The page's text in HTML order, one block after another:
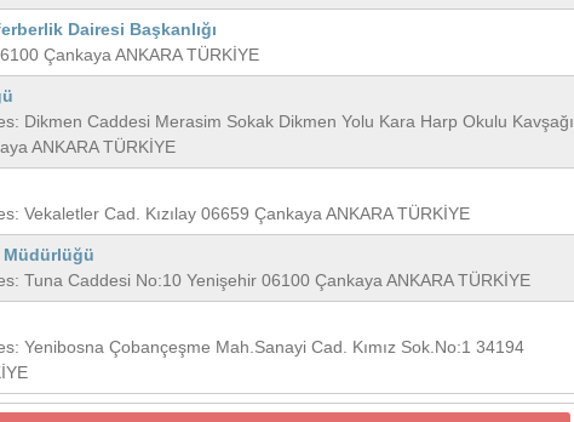
Dairesi Başkanlığı
Çankaya ANKARA TÜRKİYE
Dikmen Caddesi Merasim Sokak Dikmen Yolu Kara Harp Okulu Kavşağı
ANKARA TÜRKİYE
Vekaletler Cad. Kızılay 06659 Çankaya ANKARA TÜRKİYE
Müdürlüğü
Tuna Caddesi No:10 Yenişehir 06100 Çankaya ANKARA TÜRKİYE
Yenibosna Çobançeşme Mah.Sanayi Cad. Kımız Sok.No:1 34194